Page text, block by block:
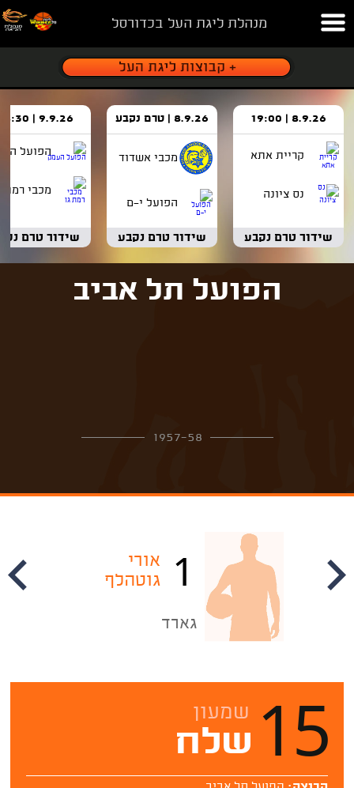
מנהלת ליגת העל בכדורסל
8.9.26 | 19:00
קריית אתא
נס ציונה
שידור טרם נקבע
8.9.26 | טרם נקבע
מכבי אשדוד
הפועל י-ם
שידור טרם נקבע
9.9.26 | 18:30
הפועל
מכבי רמת
שידור טרם
הפועל תל אביב
1957-58
1
אורי
גוטהלף
גארד
15 שמעון
שלח